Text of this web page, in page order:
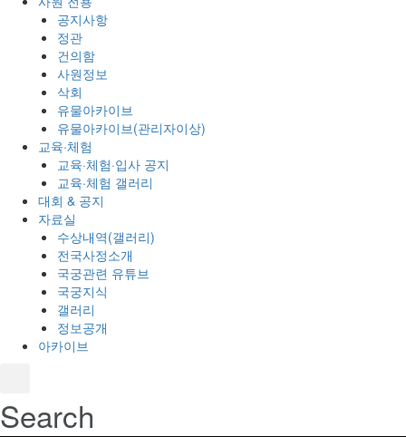
공지사항
정관
건의함
사원정보
삭회
유물아카이브
유물아카이브(관리자이상)
교육·체험
교육·체험·입사 공지
교육·체험 갤러리
대회 & 공지
자료실
수상내역(갤러리)
전국사정소개
국궁관련 유튜브
국궁지식
갤러리
정보공개
아카이브
Search